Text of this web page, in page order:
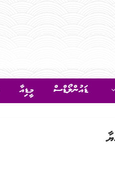
ޑައުންލޯޑްސް މީޑިއާ